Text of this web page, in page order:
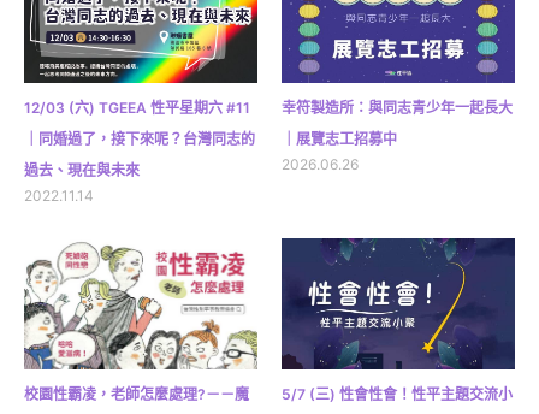
12/03 (六) TGEEA 性平星期六 #11
｜同婚過了，接下來呢？台灣同志的
過去、現在與未來
2022.11.14
幸符製造所：與同志青少年一起長大
｜展覽志工招募中
2026.06.26
校園性霸凌，老師怎麼處理?－－魔
5/7 (三) 性會性會！性平主題交流小